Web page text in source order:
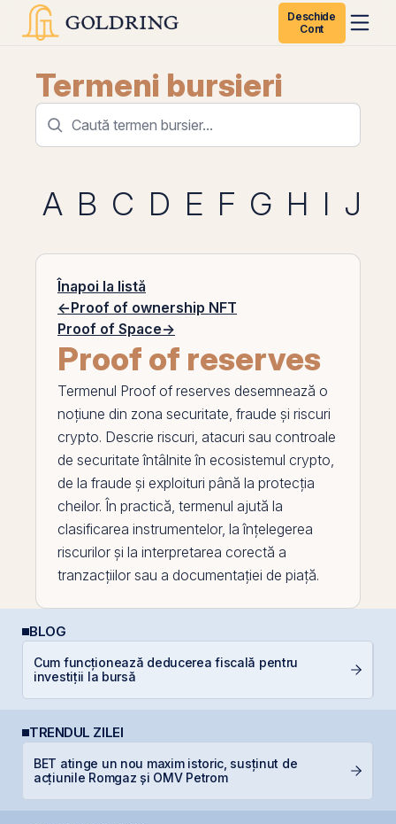
Deschide
Cont
Termeni bursieri
A B C D E F G H I J
Înapoi la listă
←Proof of ownership NFT
Proof of Space→
Proof of reserves
Termenul Proof of reserves desemnează o
noțiune din zona securitate, fraude și riscuri
crypto. Descrie riscuri, atacuri sau controale
de securitate întâlnite în ecosistemul crypto,
de la fraude și exploituri până la protecția
cheilor. În practică, termenul ajută la
clasificarea instrumentelor, la înțelegerea
riscurilor și la interpretarea corectă a
tranzacțiilor sau a documentației de piață.
BLOG
Cum funcționează deducerea fiscală pentru
investiții la bursă
TRENDUL ZILEI
BET atinge un nou maxim istoric, susținut de
acțiunile Romgaz și OMV Petrom